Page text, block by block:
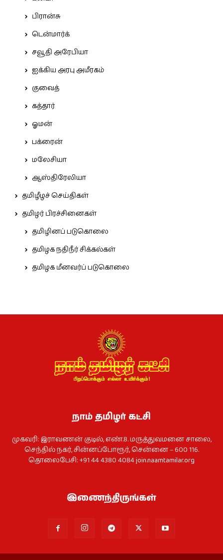
பிரான்சு
டென்மார்க்
சவூதி அரேபியா
ஐக்கிய அரபு அமீரகம்
குவைத்
கத்தார்
ஓமன்
பக்ரைன்
மலேசியா
ஆஸ்திரேலியா
தமிழீழச் செய்திகள்
தமிழர் பிரச்சினைகள்
தமிழினப் படுகொலை
தமிழக நதிநீர் சிக்கல்கள்
தமிழக மீனவர்ப் படுகொலை
நாம் தமிழர் கட்சி
முகவரி: இராவணன் குடில், எண்.8. மருத்துவமனை சாலை,
செந்தில் நகர், சின்னப்போரூர், சென்னை – 600 116.
தொலைபேசி: +91 44 4380 4084join.naamtamilar.org
இணைந்திருங்கள்